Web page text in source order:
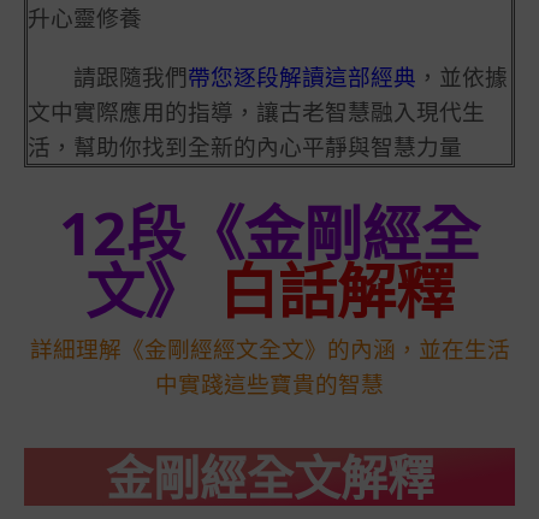
升心靈修養
請跟隨我們帶您逐段解讀這部經典 ，並依據
文中實際應用的指導，讓古老智慧融入現代生
活，幫助你找到全新的內心平靜與智慧力量
12段《金剛經全
文》 白話解釋
詳細理解《金剛經經文全文》的內涵，並在生活
中實踐這些寶貴的智慧
金剛經全文解釋